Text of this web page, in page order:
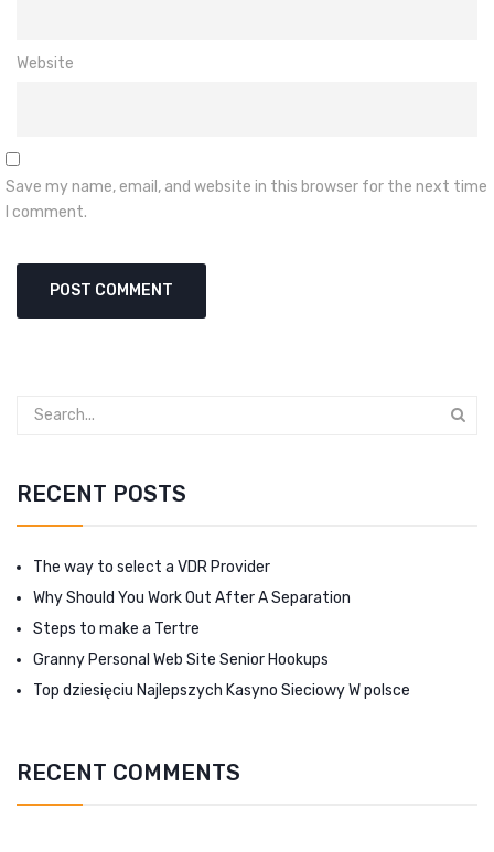
Website
Save my name, email, and website in this browser for the next time
I comment.
RECENT POSTS
The way to select a VDR Provider
Why Should You Work Out After A Separation
Steps to make a Tertre
Granny Personal Web Site Senior Hookups
Top dziesięciu Najlepszych Kasyno Sieciowy W polsce
RECENT COMMENTS